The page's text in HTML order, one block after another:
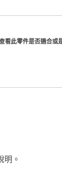
看此零件是否適合或
明。